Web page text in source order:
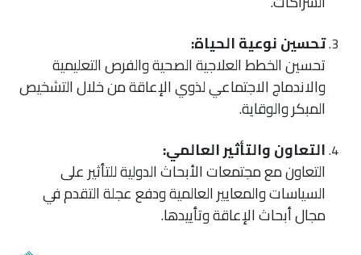
تحسين نوعية الحياة:
تحسين الخطط العلاجية الصحية والفرص التعليمية
والاندماج الاجتماعي لذوي الإعاقة من خلال التشخيص
المبكر والوقاية.
التعاون والتأثير العالمي:
التعاون مع مجتمعات الأبحاث الدولية للتأثير على
السياسات والمعايير العالمية ودفع عجلة التقدم في
مجال أبحاث الإعاقة وتأييدها.